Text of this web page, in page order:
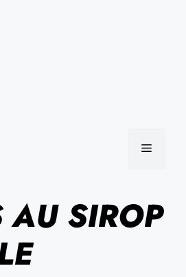
MENU
AU SIROP